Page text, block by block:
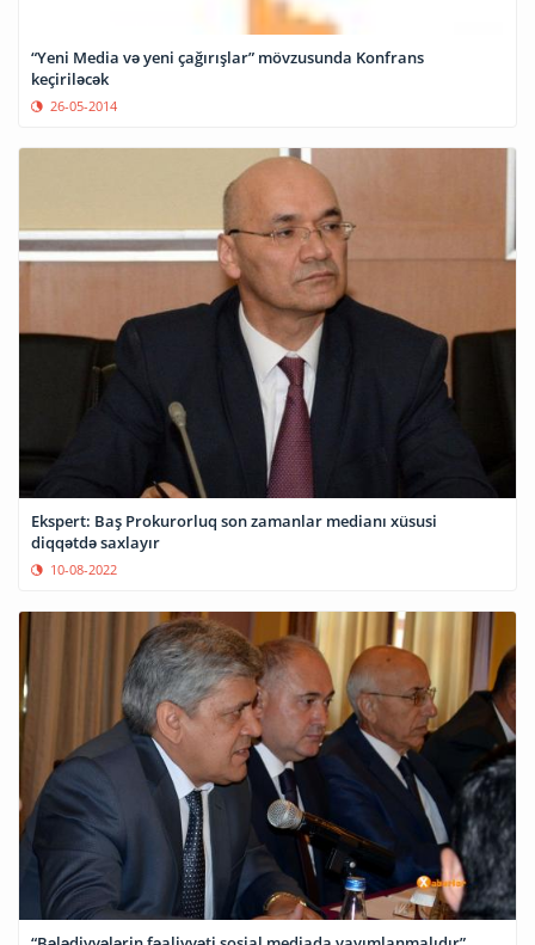
“Yeni Media və yeni çağırışlar” mövzusunda Konfrans
keçiriləcək
26-05-2014
Ekspert: Baş Prokurorluq son zamanlar medianı xüsusi
diqqətdə saxlayır
10-08-2022